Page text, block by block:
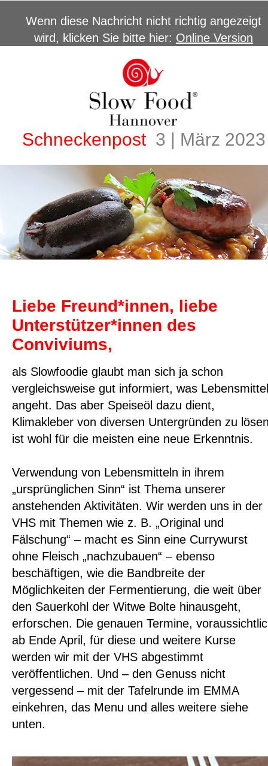
Wenn diese Nachricht nicht richtig angezeigt
wird, klicken Sie bitte hier: Online Version
Schneckenpost 3 | März 2023
Liebe Freund*innen, liebe
Unterstützer*innen des
Conviviums,
als Slowfoodie glaubt man sich ja schon
vergleichsweise gut informiert, was Lebensmittel
angeht. Das aber Speiseöl dazu dient,
Klimakleber von diversen Untergründen zu
ist wohl für die meisten eine neue Erkenntnis.
Verwendung von Lebensmitteln in ihrem
„ursprünglichen Sinn“ ist Thema unserer
anstehenden Aktivitäten. Wir werden uns in der
VHS mit Themen wie z. B. „Original und
Fälschung“ – macht es Sinn eine Currywurst
ohne Fleisch „nachzubauen“ – ebenso
beschäftigen, wie die Bandbreite der
Möglichkeiten der Fermentierung, die weit über
den Sauerkohl der Witwe Bolte hinausgeht,
erforschen. Die genauen Termine,
ab Ende April, für diese und weitere Kurse
werden wir mit der VHS abgestimmt
veröffentlichen. Und – den Genuss nicht
vergessend – mit der Tafelrunde im EMMA
einkehren, das Menu und alles weitere siehe
unten.